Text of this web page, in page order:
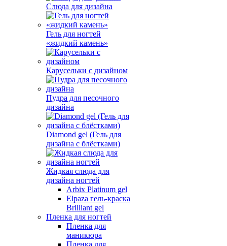
Слюда для дизайна
Гель для ногтей
«жидкий камень»
Карусельки с дизайном
Пудра для песочного
дизайна
Diamond gel (Гель для
дизайна с блёстками)
Жидкая слюда для
дизайна ногтей
Arbix Platinum gel
Elpaza гель-краска
Brilliant gel
Пленка для ногтей
Пленка для
маникюра
Пленка для